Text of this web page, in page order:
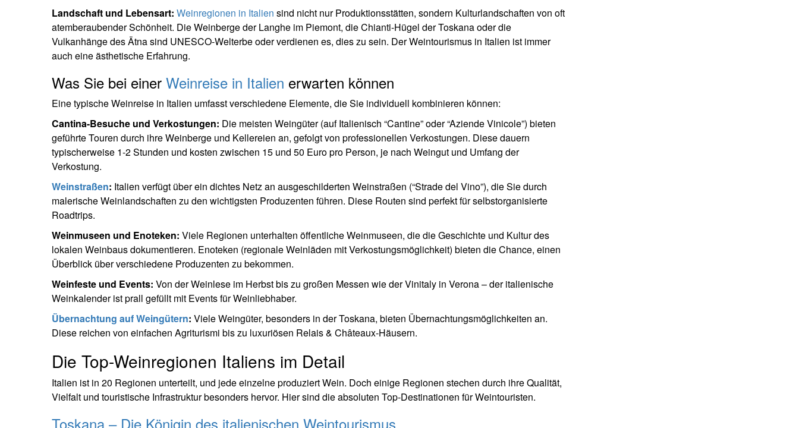
Landschaft und Lebensart: Weinregionen in Italien sind nicht nur Produktionsstätten, sondern Kulturlandschaften von oft
atemberaubender Schönheit. Die Weinberge der Langhe im Piemont, die Chianti-Hügel der Toskana oder die
Vulkanhänge des Ätna sind UNESCO-Welterbe oder verdienen es, dies zu sein. Der Weintourismus in Italien ist immer
auch eine ästhetische Erfahrung.
Was Sie bei einer Weinreise in Italien erwarten können
Eine typische Weinreise in Italien umfasst verschiedene Elemente, die Sie individuell kombinieren können:
Cantina-Besuche und Verkostungen: Die meisten Weingüter (auf Italienisch “Cantine” oder “Aziende Vinicole”) bieten
geführte Touren durch ihre Weinberge und Kellereien an, gefolgt von professionellen Verkostungen. Diese dauern
typischerweise 1-2 Stunden und kosten zwischen 15 und 50 Euro pro Person, je nach Weingut und Umfang der
Verkostung.
Weinstraßen: Italien verfügt über ein dichtes Netz an ausgeschilderten Weinstraßen (“Strade del Vino”), die Sie durch
malerische Weinlandschaften zu den wichtigsten Produzenten führen. Diese Routen sind perfekt für selbstorganisierte
Roadtrips.
Weinmuseen und Enoteken: Viele Regionen unterhalten öffentliche Weinmuseen, die die Geschichte und Kultur des
lokalen Weinbaus dokumentieren. Enoteken (regionale Weinläden mit Verkostungsmöglichkeit) bieten die Chance, einen
Überblick über verschiedene Produzenten zu bekommen.
Weinfeste und Events: Von der Weinlese im Herbst bis zu großen Messen wie der Vinitaly in Verona – der italienische
Weinkalender ist prall gefüllt mit Events für Weinliebhaber.
Übernachtung auf Weingütern: Viele Weingüter, besonders in der Toskana, bieten Übernachtungsmöglichkeiten an.
Diese reichen von einfachen Agriturismi bis zu luxuriösen Relais & Châteaux-Häusern.
Die Top-Weinregionen Italiens im Detail
Italien ist in 20 Regionen unterteilt, und jede einzelne produziert Wein. Doch einige Regionen stechen durch ihre Qualität,
Vielfalt und touristische Infrastruktur besonders hervor. Hier sind die absoluten Top-Destinationen für Weintouristen.
Toskana – Die Königin des italienischen Weintourismus